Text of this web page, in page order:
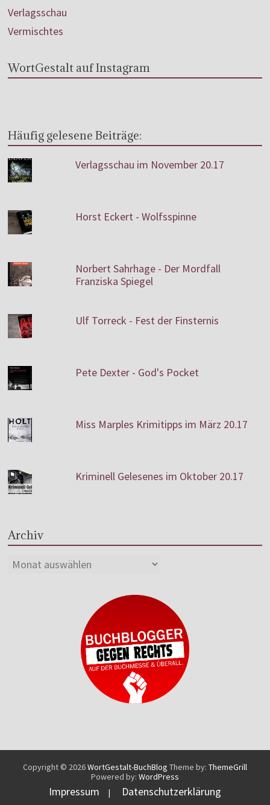
Verlagsschau
Vermischtes
WortGestalt auf Instagram
Häufig gelesene Beiträge:
Verlagsschau im November 20.17
Horst Eckert - Wolfsspinne
Norbert Sahrhage - Der Mordfall
Franziska Spiegel
Ulf Torreck - Fest der Finsternis
Pete Dexter - God's Pocket
Miss Marples Krimitipps im März 20.17
Kriminell Gelesenes im Oktober 20.17
Archiv
Copyright © 2026WortGestalt-BuchBlog Theme by: ThemeGrill
Powered by: WordPress
Impressum | Datenschutzerklärung